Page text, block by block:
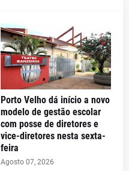
Porto Velho dá início a novo
modelo de gestão escolar
com posse de diretores e
vice-diretores nesta sexta-
feira
Agosto 07, 2026